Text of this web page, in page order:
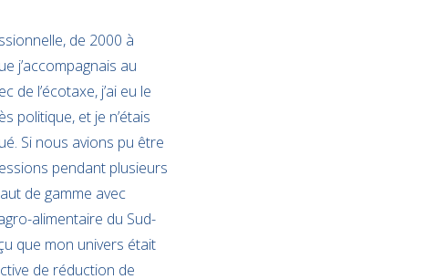
de 2000 à
j’accompagnais au
l’écotaxe, j’ai eu le
politique, et je n’étais
Si nous avions pu être
pendant plusieurs
de gamme avec
alimentaire du Sud-
que mon univers était
de réduction de